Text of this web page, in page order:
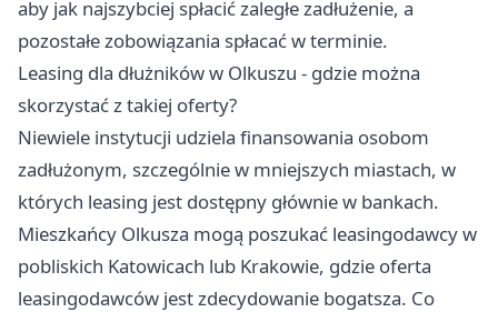
aby jak najszybciej spłacić zaległe zadłużenie, a
pozostałe zobowiązania spłacać w terminie.
Leasing dla dłużników w Olkuszu - gdzie można
skorzystać z takiej oferty?
Niewiele instytucji udziela finansowania osobom
zadłużonym, szczególnie w mniejszych miastach, w
których leasing jest dostępny głównie w bankach.
Mieszkańcy Olkusza mogą poszukać leasingodawcy w
pobliskich Katowicach lub Krakowie, gdzie oferta
leasingodawców jest zdecydowanie bogatsza. Co